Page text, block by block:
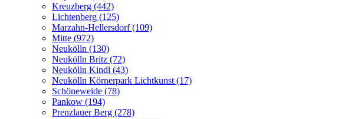
Kreuzberg (442)
Lichtenberg (125)
Marzahn-Hellersdorf (109)
Mitte (972)
Neukölln (130)
Neukölln Britz (72)
Neukölln Kindl (43)
Neukölln Körnerpark Lichtkunst (17)
Schöneweide (78)
Pankow (194)
Prenzlauer Berg (278)